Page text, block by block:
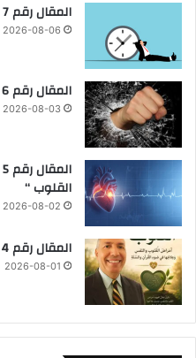
المقال رقم 7 من سلسلة ” عيادة القلوب “
2026-08-06
المقال رقم 6 من سلسلة ” عيادة القلوب “
2026-08-03
القلوب “
2026-08-02
المقال رقم 4 من سلسلة عيادة القلوب
2026-08-01